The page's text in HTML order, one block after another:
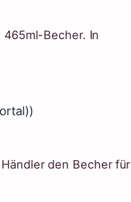
Becher. In
den Becher für